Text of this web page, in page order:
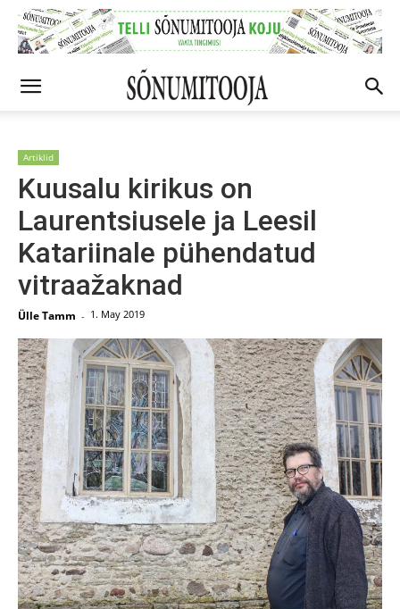
Artiklid
Kuusalu kirikus on
Laurentsiusele ja Leesil
Katariinale pühendatud
vitraažaknad
Ülle Tamm - 1. May 2019